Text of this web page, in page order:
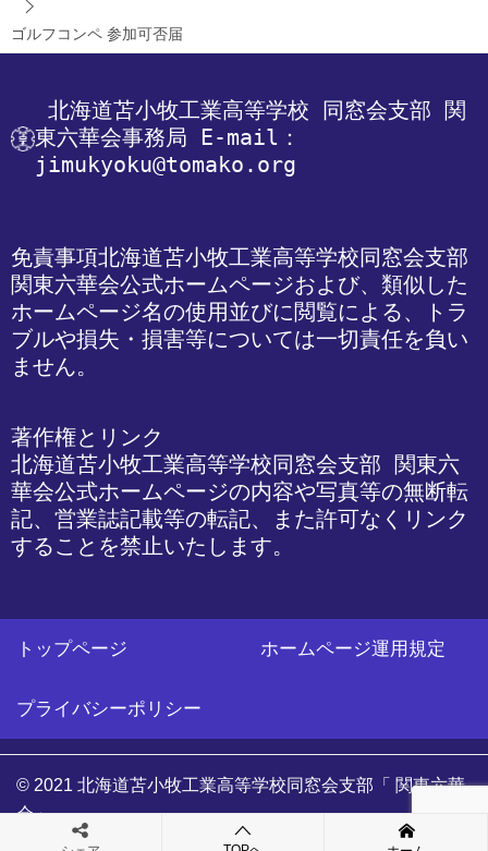
ゴルフコンペ 参加可否届
北海道苫小牧工業高等学校 同窓会支部 関
東六華会事務局 E-mail：
jimukyoku@tomako.org
免責事項北海道苫小牧工業高等学校同窓会支部
関東六華会公式ホームページおよび、類似した
ホームページ名の使用並びに閲覧による、トラ
ブルや損失・損害等については一切責任を負い
ません。
著作権とリンク
北海道苫小牧工業高等学校同窓会支部 関東六
華会公式ホームページの内容や写真等の無断転
記、営業誌記載等の転記、また許可なくリンク
することを禁止いたします。
トップページ ホームページ運用規定
プライバシーポリシー
© 2021 北海道苫小牧工業高等学校同窓会支部「 関東六華
会」